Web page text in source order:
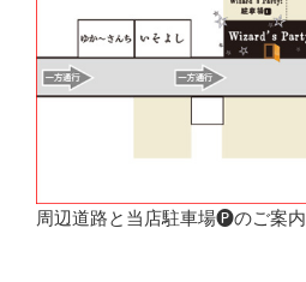
周辺道路と当店駐車場🅟のご案内